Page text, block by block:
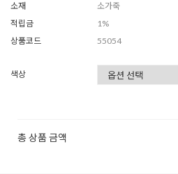
소재
소가죽
적립금
1%
상품코드
55054
색상
총 상품 금액